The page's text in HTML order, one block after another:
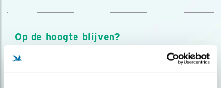
Op de hoogte blijven?
Meld je aan en ontvang nieuws, inspiratie, acties en tips
over vogels en activiteiten van Vogelbescherming.